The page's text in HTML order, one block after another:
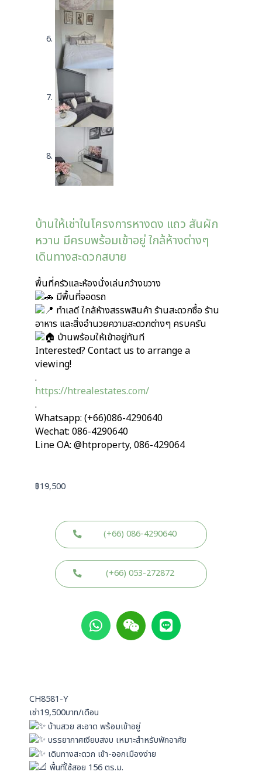
บ้านให้เช่าในโครงการหางดง แถว สันผัก
หวาน มีครบพร้อมเข้าอยู่ ใกล้ห้างต่างๆ
เดินทางสะดวกสบาย
พื้นที่ครัวและห้องนั่งเล่นกว้างขวาง
มีพื้นที่จอดรถ
ทำเลดี ใกล้ห้างสรรพสินค้า ร้านสะดวกซื้อ ร้าน
อาหาร และสิ่งอำนวยความสะดวกต่างๆ ครบครัน
บ้านพร้อมให้เข้าอยู่ทันที
Interested? Contact us to arrange a
viewing!
.
https://htrealestates.com/
.
Whatsapp: (+66)086-4290640
Wechat: 086-4290640
Line OA: @htproperty, 086-429064
฿19,500
(+66) 086-4290640
(+66) 053-272872
W
h
a
p
W
e
i
L
i
n
CH8581-Y
เช่า19,500บาท/เดือน
บ้านสวย สะอาด พร้อมเข้าอยู่
บรรยากาศเงียบสงบ เหมาะสำหรับพักอาศัย
เดินทางสะดวก เข้า-ออกเมืองง่าย
พื้นที่ใช้สอย 156 ตร.ม.